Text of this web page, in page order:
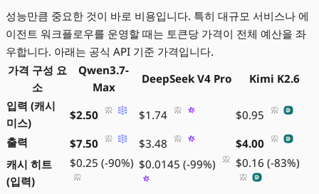
성능만큼 중요한 것이 바로 비용입니다. 특히 대규모 서비스나 에
이전트 워크플로우를 운영할 때는 토큰당 가격이 전체 예산을 좌
우합니다. 아래는 공식 API 기준 가격입니다.
가격 구성 요
소
Qwen3.7-
Max
DeepSeek V4 Pro
Kimi K2.6
입력 (캐시
미스)
$2.50 $1.74
$0.95
출력
$7.50 $3.48
$4.00
캐시 히트
(입력)
$0.25 (-90%) $0.0145 (-99%) $0.16 (-83%)